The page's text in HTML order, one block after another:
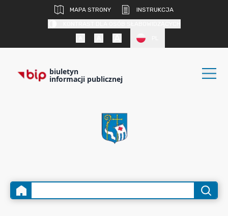
MAPA STRONY
INSTRUKCJA
biuletyn
informacji publicznej